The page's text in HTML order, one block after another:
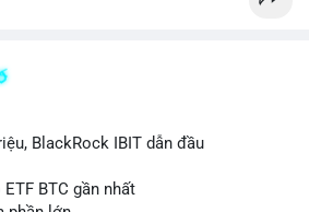
BlackRock IBIT dẫn đầu
BTC gần nhất